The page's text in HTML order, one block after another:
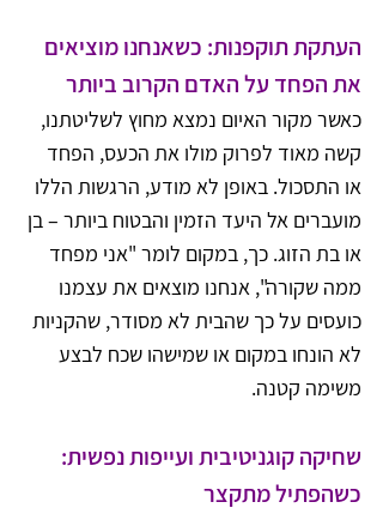
העתקת תוקפנות: כשאנחנו מוציאים
את הפחד על האדם הקרוב ביותר
כאשר מקור האיום נמצא מחוץ לשליטתנו,
קשה מאוד לפרוק מולו את הכעס, הפחד
או התסכול. באופן לא מודע, הרגשות הללו
מועברים אל היעד הזמין והבטוח ביותר – בן
או בת הזוג. כך, במקום לומר "אני מפחד
ממה שקורה", אנחנו מוצאים את עצמנו
כועסים על כך שהבית לא מסודר, שהקניות
לא הונחו במקום או שמישהו שכח לבצע
משימה קטנה.
שחיקה קוגניטיבית ועייפות נפשית:
כשהפתיל מתקצר